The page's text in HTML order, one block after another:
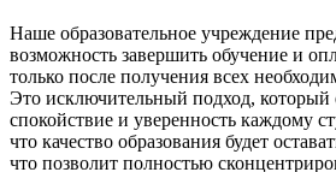
Наше образовательное учреждение
возможность завершить обучение и
только после получения всех
Это исключительный подход, который
спокойствие и уверенность каждому
что качество образования будет
что позволит полностью